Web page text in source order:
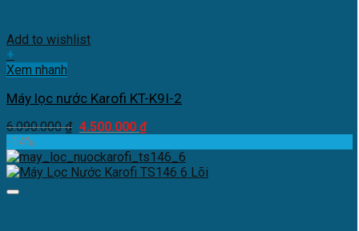
Add to wishlist
+
Xem nhanh
Máy lọc nước Karofi KT-K9I-2
6.090.000₫ Giá
là:
6.090.000 ₫.
4.500.000 ₫Giá
tại
là:
-14%